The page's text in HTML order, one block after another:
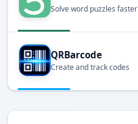
Solve word puzzles faster
QRBarcode
Create and track codes